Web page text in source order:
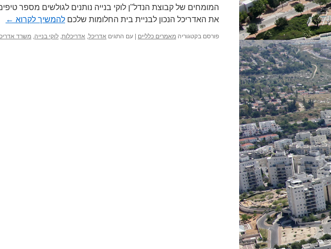
המומחים של קבוצת הנדל"ן לוקי בנייה נותנים לגולשים מספר
את האדריכל הנכון לבניית בית החלומות שלכם להמשיך לקרוא ←
פורסם בקטגוריה מאמרים כלליים עם התגים אדריכל, אדריכלות, לוקי בנייה, משרד